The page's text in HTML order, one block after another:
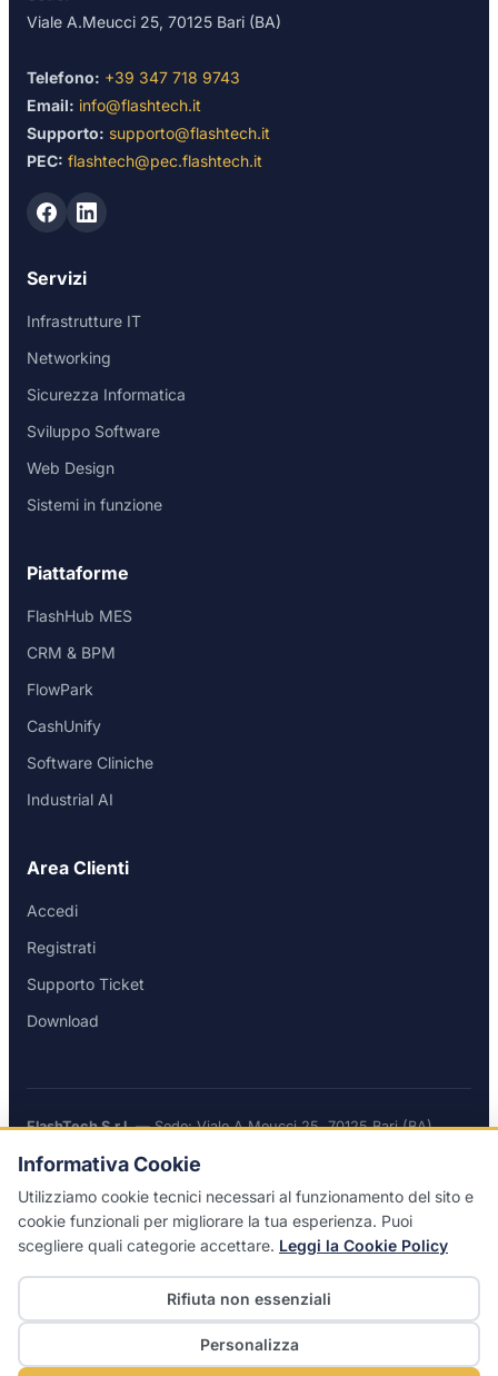
Viale A.Meucci 25, 70125 Bari (BA)
Telefono: +39 347 718 9743
Email: info@flashtech.it
Supporto: supporto@flashtech.it
PEC: flashtech@pec.flashtech.it
Servizi
Infrastrutture IT
Networking
Sicurezza Informatica
Sviluppo Software
Web Design
Sistemi in funzione
Piattaforme
FlashHub MES
CRM & BPM
FlowPark
CashUnify
Software Cliniche
Industrial AI
Area Clienti
Accedi
Registrati
Supporto Ticket
Download
FlashTech S.r.l.— Sede: Viale A.Meucci 25, 70125 Bari (BA)
10.000 i.v.
© 2026 FlashTech S.r.l. — Tutti i diritti riservati
Privacy Policy
| Cookie Policy
Informativa Cookie
Utilizziamo cookie tecnici necessari al funzionamento del sito e
cookie funzionali per migliorare la tua esperienza. Puoi
scegliere quali categorie accettare. Leggi la Cookie Policy
Rifiuta non essenziali
Personalizza